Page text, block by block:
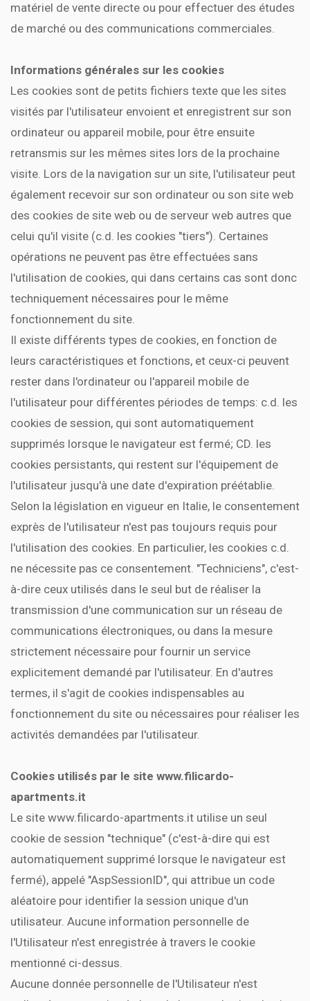
matériel de vente directe ou pour effectuer des études
de marché ou des communications commerciales.
Informations générales sur les cookies
Les cookies sont de petits fichiers texte que les sites
visités par l'utilisateur envoient et enregistrent sur son
ordinateur ou appareil mobile, pour être ensuite
retransmis sur les mêmes sites lors de la prochaine
visite. Lors de la navigation sur un site, l'utilisateur peut
également recevoir sur son ordinateur ou son site web
des cookies de site web ou de serveur web autres que
celui qu'il visite (c.d. les cookies "tiers"). Certaines
opérations ne peuvent pas être effectuées sans
l'utilisation de cookies, qui dans certains cas sont donc
techniquement nécessaires pour le même
fonctionnement du site.
Il existe différents types de cookies, en fonction de
leurs caractéristiques et fonctions, et ceux-ci peuvent
rester dans l'ordinateur ou l'appareil mobile de
l'utilisateur pour différentes périodes de temps: c.d. les
cookies de session, qui sont automatiquement
supprimés lorsque le navigateur est fermé; CD. les
cookies persistants, qui restent sur l'équipement de
l'utilisateur jusqu'à une date d'expiration préétablie.
Selon la législation en vigueur en Italie, le consentement
exprès de l'utilisateur n'est pas toujours requis pour
l'utilisation des cookies. En particulier, les cookies c.d.
ne nécessite pas ce consentement. "Techniciens", c'est-
à-dire ceux utilisés dans le seul but de réaliser la
transmission d'une communication sur un réseau de
communications électroniques, ou dans la mesure
strictement nécessaire pour fournir un service
explicitement demandé par l'utilisateur. En d'autres
termes, il s'agit de cookies indispensables au
fonctionnement du site ou nécessaires pour réaliser les
activités demandées par l'utilisateur.
Cookies utilisés par le site www.filicardo-
apartments.it
Le site www.filicardo-apartments.it utilise un seul
cookie de session "technique" (c'est-à-dire qui est
automatiquement supprimé lorsque le navigateur est
fermé), appelé "AspSessionID", qui attribue un code
aléatoire pour identifier la session unique d'un
utilisateur. Aucune information personnelle de
l'Utilisateur n'est enregistrée à travers le cookie
mentionné ci-dessus.
Aucune donnée personnelle de l'Utilisateur n'est